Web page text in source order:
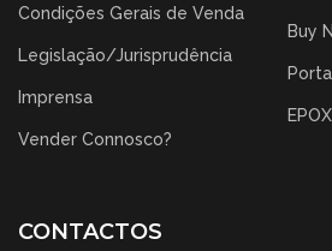
Condições Gerais de Venda
Legislação/Jurisprudência
Imprensa
Vender Connosco?
Buy
EPOX
CONTACTOS